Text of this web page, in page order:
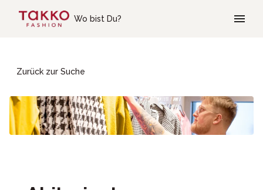
Wo bist Du?
Zurück zur Suche